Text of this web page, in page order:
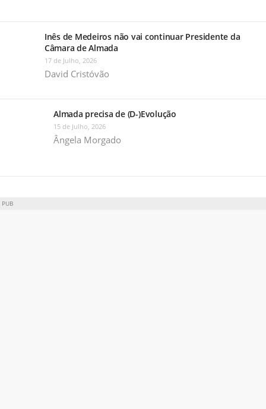
Inês de Medeiros não vai continuar Presidente da
Câmara de Almada
17 de Julho, 2026
David Cristóvão
Almada precisa de (D-)Evolução
15 de Julho, 2026
Ângela Morgado
PUB